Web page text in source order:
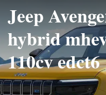
Jeep
hybrid
110cv edct6